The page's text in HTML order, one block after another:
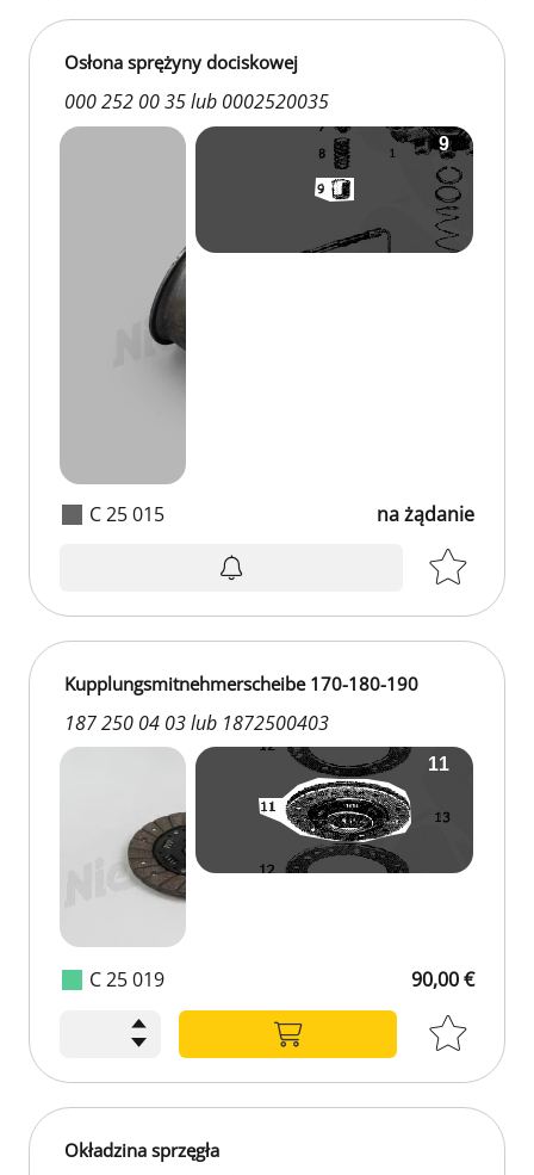
C 25 015
Osłona sprężyny dociskowej
000 252 00 35 lub 0002520035
na żądanie
C 25 019
Kupplungsmitnehmerscheibe 170-180-190
187 250 04 03 lub 1872500403
90,00 €
Okładzina sprzęgła